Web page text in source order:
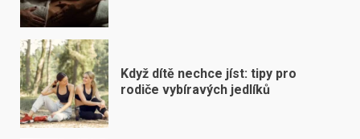
Když dítě nechce jíst: tipy pro
rodiče vybíravých jedlíků